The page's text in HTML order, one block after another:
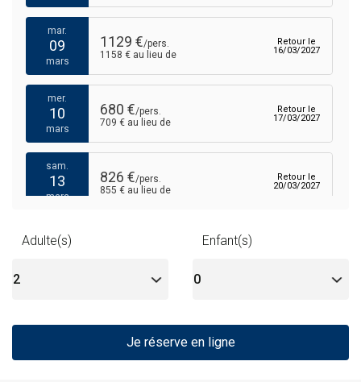
mar.
09
mars
1129 €/pers.
1158 € au lieu de
Retour le
16/03/2027
mer.
10
mars
680 €/pers.
709 € au lieu de
Retour le
17/03/2027
sam.
13
mars
826 €/pers.
855 € au lieu de
Retour le
20/03/2027
mar.
16
787 € au lieu de
Adulte(s) Enfant(s)
Je réserve en ligne